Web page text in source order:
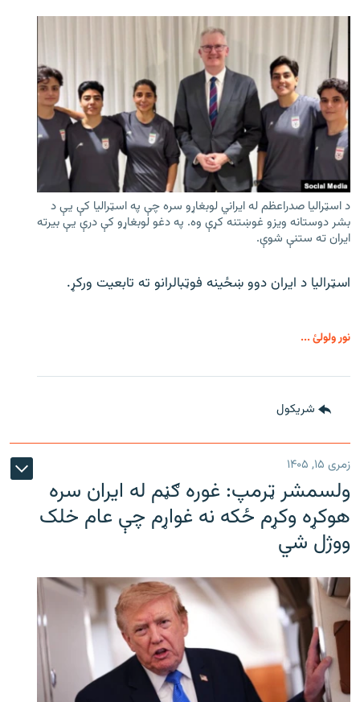
د اسټرالیا صدراعظم له ایراني لوبغاړو سره چې په اسټرالیا کې يې د
بشر دوستانه ویزو غوښتنه کړې وه. په دغو لوبغاړو کې درې يې بیرته
ایران ته ستنې شوې.
اسټرالیا د ایران دوو ښځینه فوټبالرانو ته تابعیت ورکړ.
نور ولولئ ...
شريکول
زمری ۱۵, ۱۴۰۵
ولسمشر ټرمپ: غوره ګڼم له ایران سره
هوکړه وکړم ځکه نه غواړم چې عام خلک
ووژل شي